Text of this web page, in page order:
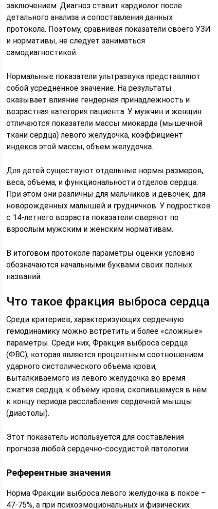
заключением. Диагноз ставит кардиолог после
детального анализа и сопоставления данных
протокола. Поэтому, сравнивая показатели своего УЗИ
и нормативы, не следует заниматься
самодиагностикой.
Нормальные показатели ультразвука представляют
собой усредненное значение. На результаты
оказывает влияние гендерная принадлежность и
возрастная категория пациента. У мужчин и женщин
отличаются показатели массы миокарда (мышечной
ткани сердца) левого желудочка, коэффициент
индекса этой массы, объем желудочка.
Для детей существуют отдельные нормы размеров,
веса, объема, и функциональности отделов сердца.
При этом они различны для мальчиков и девочек, для
новорожденных малышей и грудничков. У подростков
с 14-летнего возраста показатели сверяют по
взрослым мужским и женским нормативам.
В итоговом протоколе параметры оценки условно
обозначаются начальными буквами своих полных
названий.
Что такое фракция выброса сердца
Среди критериев, характеризующих сердечную
гемодинамику можно встретить и более «сложные»
параметры. Среди них, Фракция выброса сердца
(ФВС), которая является процентным соотношением
ударного систолического объёма крови,
выталкиваемого из левого желудочка во время
сжатия сердца, к объёму крови, скопившемуся в нём
к концу периода расслабления сердечной мышцы
(диастолы).
Этот показатель используется для составления
прогноза любой сердечно-сосудистой патологии.
Референтные значения
Норма Фракции выброса левого желудочка в покое –
47-75%, а при психоэмоциональных и физических